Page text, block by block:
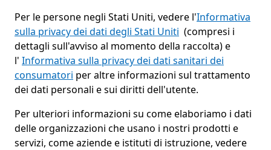
Per le persone negli Stati Uniti, vedere l'Informativa
sulla privacy dei dati degli Stati Uniti (compresi i
dettagli sull'avviso al momento della raccolta) e
l' Informativa sulla privacy dei dati sanitari dei
consumatori per altre informazioni sul trattamento
dei dati personali e sui diritti dell'utente.
Per ulteriori informazioni su come elaboriamo i dati
delle organizzazioni che usano i nostri prodotti e
servizi, come aziende e istituti di istruzione, vedere